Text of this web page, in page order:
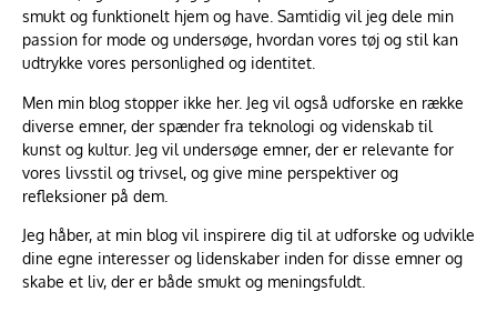
smukt og funktionelt hjem og have. Samtidig vil jeg dele min
passion for mode og undersøge, hvordan vores tøj og stil kan
udtrykke vores personlighed og identitet.
Men min blog stopper ikke her. Jeg vil også udforske en række
diverse emner, der spænder fra teknologi og videnskab til
kunst og kultur. Jeg vil undersøge emner, der er relevante for
vores livsstil og trivsel, og give mine perspektiver og
refleksioner på dem.
Jeg håber, at min blog vil inspirere dig til at udforske og udvikle
dine egne interesser og lidenskaber inden for disse emner og
skabe et liv, der er både smukt og meningsfuldt.